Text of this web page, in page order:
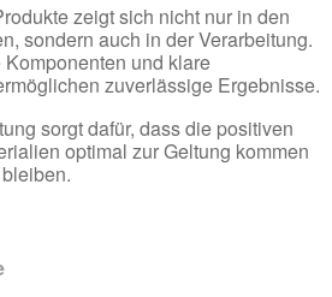
zeigt sich nicht nur in den
sondern auch in der Verarbeitung.
und klare
zuverlässige Ergebnisse.
sorgt dafür, dass die positiven
optimal zur Geltung kommen